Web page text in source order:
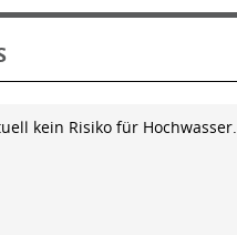
kein Risiko für Hochwasser.